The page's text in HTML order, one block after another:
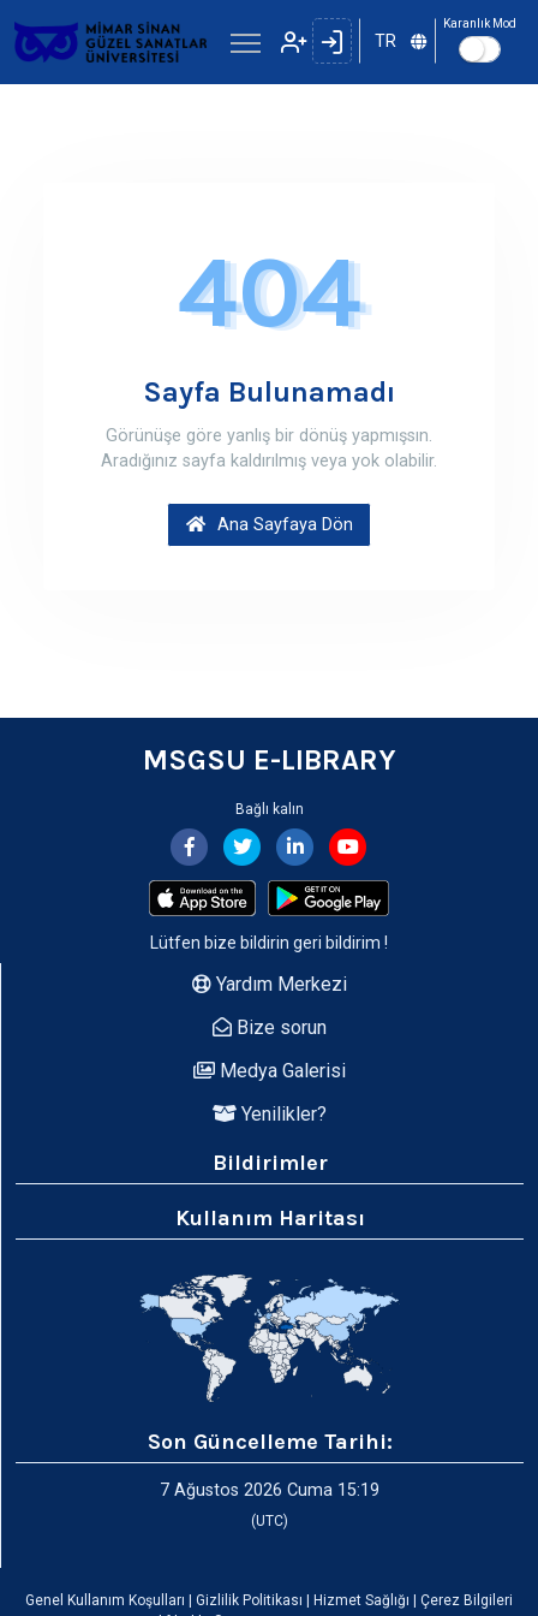
TR
Karanlık Mod
404
Sayfa Bulunamadı
Görünüşe göre yanlış bir dönüş yapmışsın.
Aradığınız sayfa kaldırılmış veya yok olabilir.
Ana Sayfaya Dön
MSGSU E-LIBRARY
Bağlı kalın
Lütfen bize bildirin geri bildirim !
Yardım Merkezi
Bize sorun
Medya Galerisi
Yenilikler?
Bildirimler
Kullanım Haritası
Son Güncelleme Tarihi:
7 Ağustos 2026 Cuma 15:19
(UTC)
Genel Kullanım Koşulları Gizlilik Politikası Hizmet Sağlığı
Çerez Bilgileri